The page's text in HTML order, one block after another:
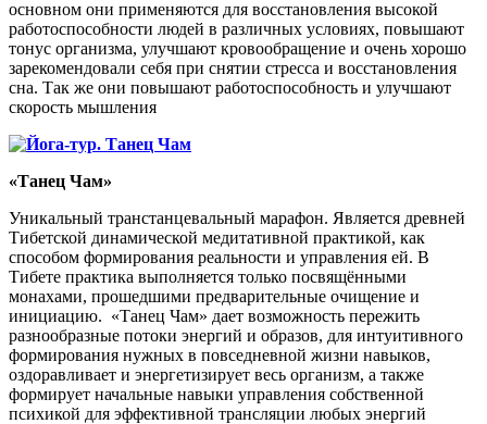
основном они применяются для восстановления высокой
работоспособности людей в различных условиях, повышают
тонус организма, улучшают кровообращение и очень хорошо
зарекомендовали себя при снятии стресса и восстановления
сна. Так же они повышают работоспособность и улучшают
скорость мышления
«Танец Чам»
Уникальный транстанцевальный марафон. Является древней
Тибетской динамической медитативной практикой, как
способом формирования реальности и управления ей. В
Тибете практика выполняется только посвящёнными
монахами, прошедшими предварительные очищение и
инициацию. «Танец Чам» дает возможность пережить
разнообразные потоки энергий и образов, для интуитивного
формирования нужных в повседневной жизни навыков,
оздоравливает и энергетизирует весь организм, а также
формирует начальные навыки управления собственной
психикой для эффективной трансляции любых энергий